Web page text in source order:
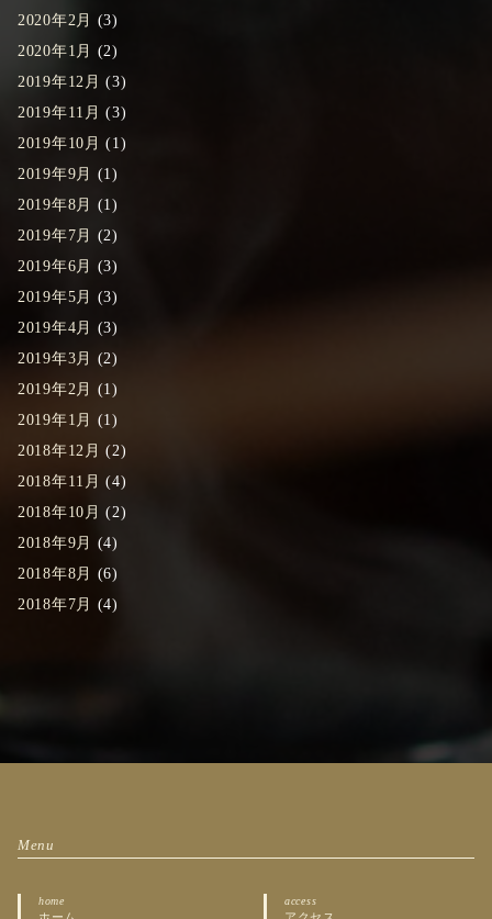
2020年2月
(3)
2020年1月
(2)
2019年12月 (3)
2019年11月 (3)
2019年10月 (1)
2019年9月
(1)
2019年8月
(1)
2019年7月
(2)
2019年6月
(3)
2019年5月
(3)
2019年4月
(3)
2019年3月
(2)
2019年2月
(1)
2019年1月
(1)
2018年12月 (2)
2018年11月 (4)
2018年10月 (2)
2018年9月
(4)
2018年8月
(6)
2018年7月
(4)
Menu
home access